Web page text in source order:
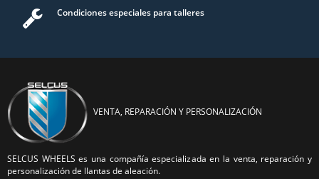
Condiciones especiales para talleres
VENTA, REPARACIÓN Y PERSONALIZACIÓN
SELCUS WHEELS es una compañía especializada en la venta, reparación y
personalización de llantas de aleación.